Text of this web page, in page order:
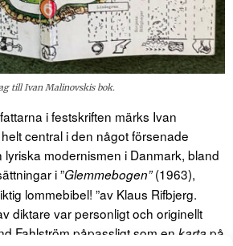
till Ivan Malinovskis bok.
i festskriften märks Ivan
central i den något försenade
modernismen i Danmark, bland
i ”Glemmebogen”(1963),
lommebibel! ”av Klaus Rifbjerg.
diktare var personligt och originellt
Fahlström påpassligt som en karta på